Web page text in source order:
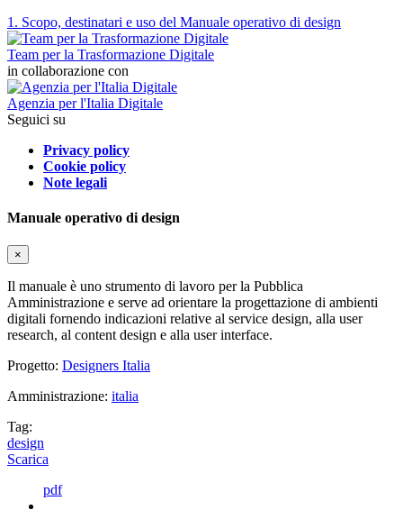
1. Scopo, destinatari e uso del Manuale operativo di design
Team per la Trasformazione Digitale
in collaborazione con
Agenzia per l'Italia Digitale
Seguici su
Privacy policy
Cookie policy
Note legali
Manuale operativo di design
×
Il manuale è uno strumento di lavoro per la Pubblica
Amministrazione e serve ad orientare la progettazione di ambienti
digitali fornendo indicazioni relative al service design, alla user
research, al content design e alla user interface.
Progetto: Designers Italia
Amministrazione: italia
Tag:
design
Scarica
pdf